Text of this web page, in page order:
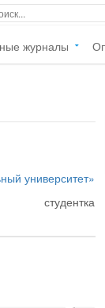
журналы
университет»
студентка